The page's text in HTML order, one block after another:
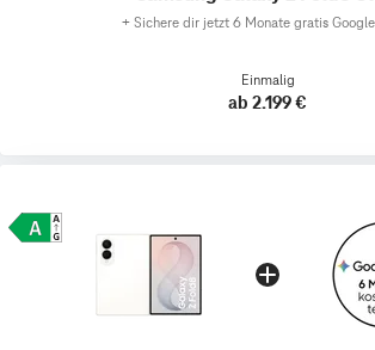
+ Sichere dir jetzt 6 Monate gratis
Einmalig
ab 2.199 €